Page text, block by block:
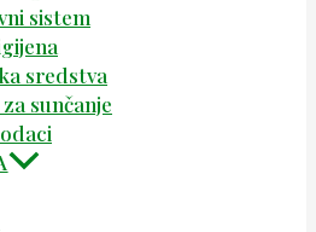
sistem
sredstva
sunčanje